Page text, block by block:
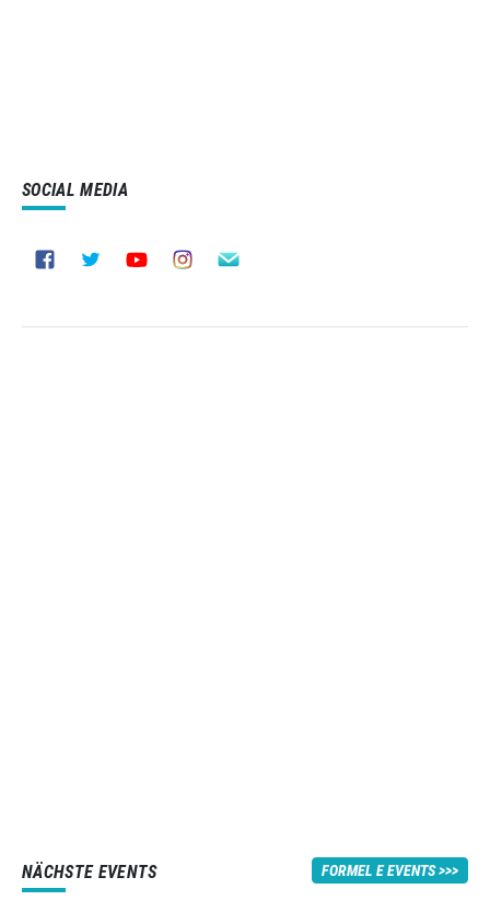
SOCIAL MEDIA
NÄCHSTE EVENTS FORMEL E EVENTS